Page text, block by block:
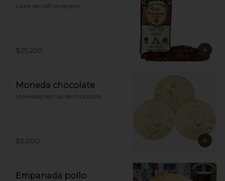
Libra de café en grano
$29.250
Moneda chocolate
Monedas hechas de chocolate
$5.000
Empanada pollo